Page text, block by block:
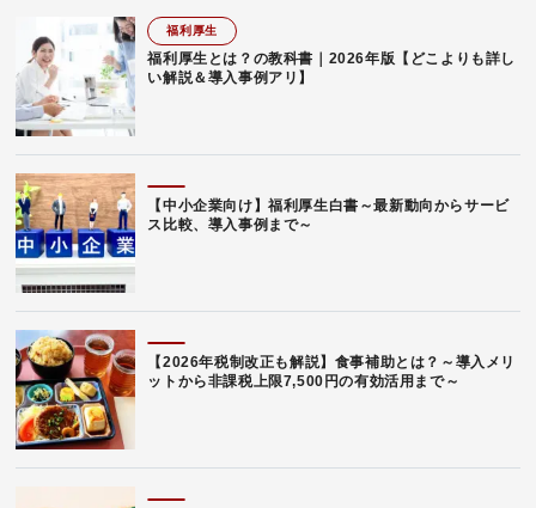
福利厚生
福利厚生とは？の教科書｜2026年版【どこよりも詳し
い解説＆導入事例アリ】
【中小企業向け】福利厚生白書～最新動向からサービ
ス比較、導入事例まで～
【2026年税制改正も解説】食事補助とは？～導入メリ
ットから非課税上限7,500円の有効活用まで～